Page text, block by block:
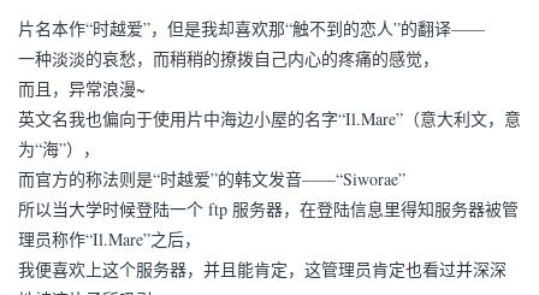
片名本作“时越爱”，但是我却喜欢那“触不到的恋人”的翻译——
一种淡淡的哀愁，而稍稍的撩拨自己内心的疼痛的感觉，
而且，异常浪漫~
英文名我也偏向于使用片中海边小屋的名字“Il.Mare”（意大利文，意
为“海”），
而官方的称法则是“时越爱”的韩文发音——“Siworae”
所以当大学时候登陆一个 ftp 服务器，在登陆信息里得知服务器被管
理员称作“Il.Mare”之后，
我便喜欢上这个服务器，并且能肯定，这管理员肯定也看过并深深